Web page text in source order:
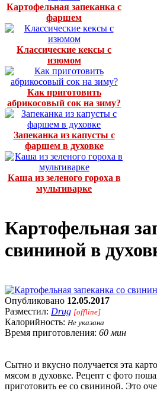
Картофельная запеканка с
фаршем
Классические кексы с
изюмом
Как приготовить
абрикосовый сок на зиму?
Запеканка из капусты с
фаршем в духовке
Каша из зеленого гороха в
мультиварке
Картофельная
свининой в
Опубликовано 12.05.2017
Разместил: Drug [offline]
Калорийность: Не указана
Время приготовления: 60 мин
Сытно и вкусно получается эта
мясом в духовке. Рецепт с фото
приготовить ее со свининой. Это